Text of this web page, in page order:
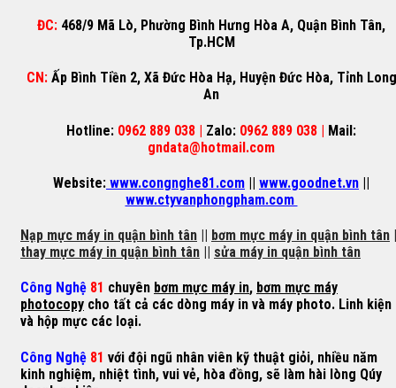
ĐC: 468/9 Mã Lò, Phường Bình Hưng Hòa A, Quận Bình Tân,
Tp.HCM
CN: Ấp Bình Tiền 2, Xã Đức Hòa Hạ, Huyện Đức Hòa, Tỉnh Long
An
Hotline: 0962 889 038 | Zalo: 0962 889 038 | Mail:
gndata@hotmail.com
Website: www.congnghe81.com || www.goodnet.vn ||
www.ctyvanphongpham.com
Nạp mực máy in quận bình tân bơm mực máy in quận bình tân
thay mực máy in quận bình tân
sửa máy in quận bình tân
Công Nghệ 81 chuyên bơm mực máy in, bơm mực máy
photocopy cho tất cả các dòng máy in và máy photo. Linh kiện
và hộp mực các loại.
Công Nghệ 81 với đội ngũ nhân viên kỹ thuật giỏi, nhiều năm
kinh nghiệm, nhiệt tình, vui vẻ, hòa đồng, sẽ làm hài lòng Qúy